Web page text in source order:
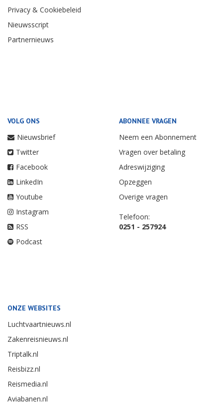
Privacy & Cookiebeleid
Nieuwsscript
Partnernieuws
VOLG ONS
Nieuwsbrief
Twitter
Facebook
LinkedIn
Youtube
Instagram
RSS
Podcast
ABONNEE VRAGEN
Neem een Abonnement
Vragen over betaling
Adreswijziging
Opzeggen
Overige vragen
Telefoon:
0251 - 257924
ONZE WEBSITES
Luchtvaartnieuws.nl
Zakenreisnieuws.nl
Triptalk.nl
Reisbizz.nl
Reismedia.nl
Aviabanen.nl